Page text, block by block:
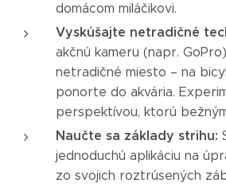
domácom miláčikovi.
Vyskúšajte netradičné
akčnú kameru (napr.
netradičné miesto – na
ponorte do akvária.
perspektívou, ktorú
Naučte sa základy strihu:
jednoduchú aplikáciu na
zo svojich roztrúsených